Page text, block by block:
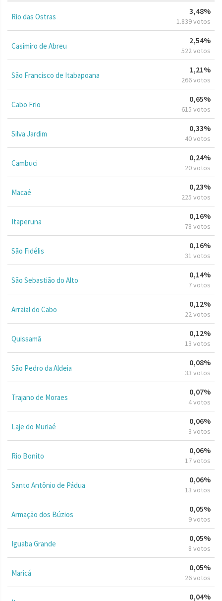
Rio das Ostras
3,48%
1.839 votos
Casimiro de Abreu
2,54%
522 votos
São Francisco de Itabapoana
1,21%
266 votos
Cabo Frio
0,65%
615 votos
Silva Jardim
0,33%
40 votos
Cambuci
0,24%
20 votos
Macaé
0,23%
225 votos
Itaperuna
0,16%
78 votos
São Fidélis
0,16%
31 votos
São Sebastião do Alto
0,14%
7 votos
Arraial do Cabo
0,12%
22 votos
Quissamã
0,12%
13 votos
São Pedro da Aldeia
0,08%
33 votos
Trajano de Moraes
0,07%
4 votos
Laje do Muriaé
0,06%
3 votos
Rio Bonito
0,06%
17 votos
Santo Antônio de Pádua
0,06%
13 votos
Armação dos Búzios
0,05%
9 votos
Iguaba Grande
0,05%
8 votos
Maricá
0,05%
26 votos
0,04%